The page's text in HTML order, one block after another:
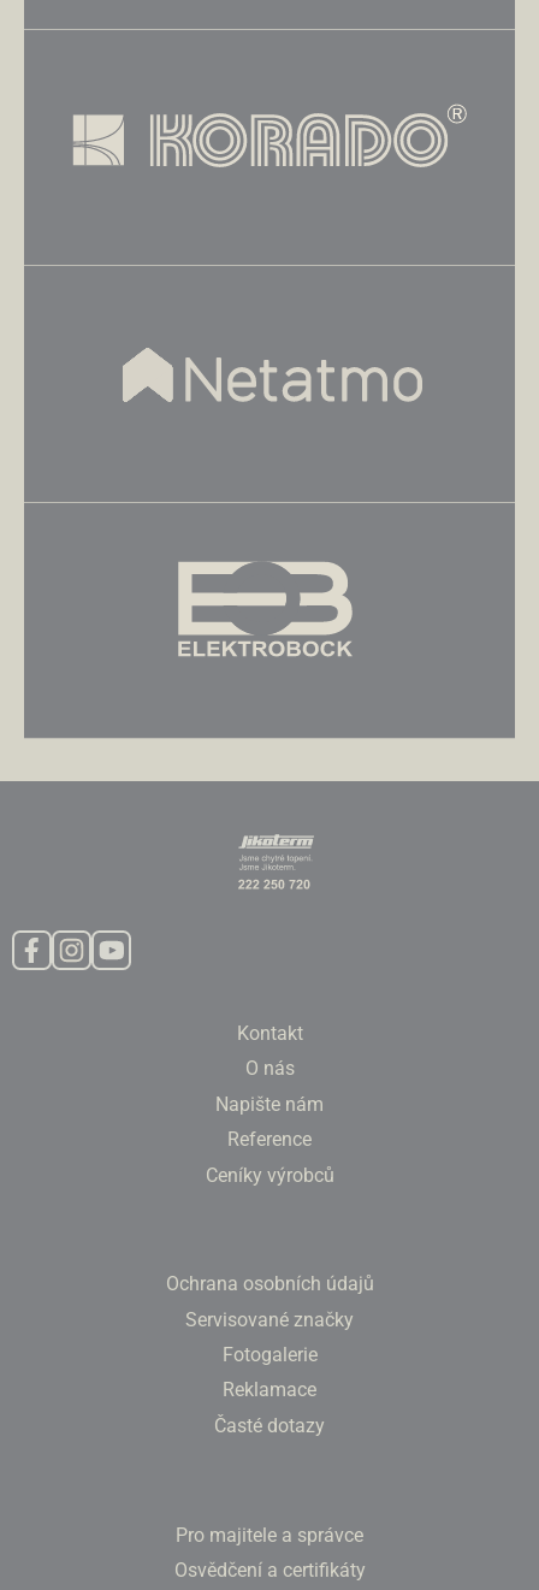
Kontakt
O nás
Napište nám
Reference
Ceníky výrobců
Ochrana osobních údajů
Servisované značky
Fotogalerie
Reklamace
Časté dotazy
Pro majitele a správce
Osvědčení a certifikáty